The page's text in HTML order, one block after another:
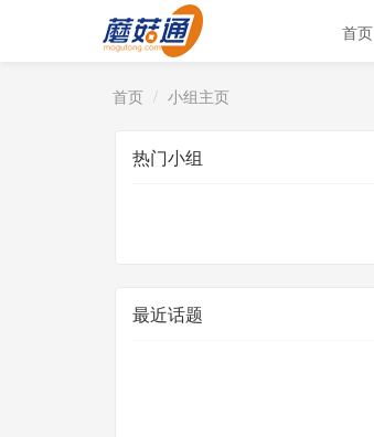
首页
首页 小组主页
热门小组
最近话题